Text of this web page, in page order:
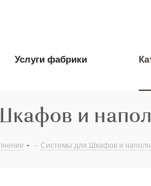
Услуги фабрики
и
- Системы для Шкафов и